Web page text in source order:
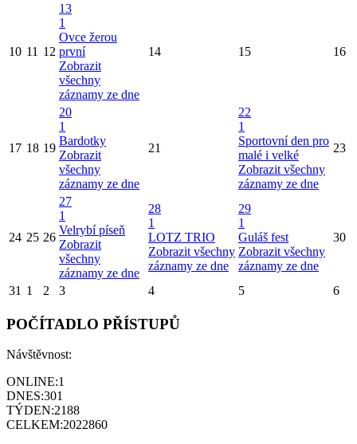
10 11 12
13
1
Ovce žerou
první
Zobrazit
všechny
záznamy ze dne
14 15 16
17 18 19
20
1
Bardotky
Zobrazit
všechny
záznamy ze dne
21
22
1
Sportovní den pro
malé i velké
Zobrazit všechny
záznamy ze dne
23
24 25 26
27
1
Velrybí píseň
Zobrazit
všechny
záznamy ze dne
28
1
LOTZ TRIO
Zobrazit všechny
záznamy ze dne
29
1
Guláš fest
Zobrazit všechny
záznamy ze dne
30
31 1 2 3 4 5 6
POČÍTADLO PŘÍSTUPŮ
Návštěvnost:
ONLINE:1
DNES:301
TÝDEN:2188
CELKEM:2022860